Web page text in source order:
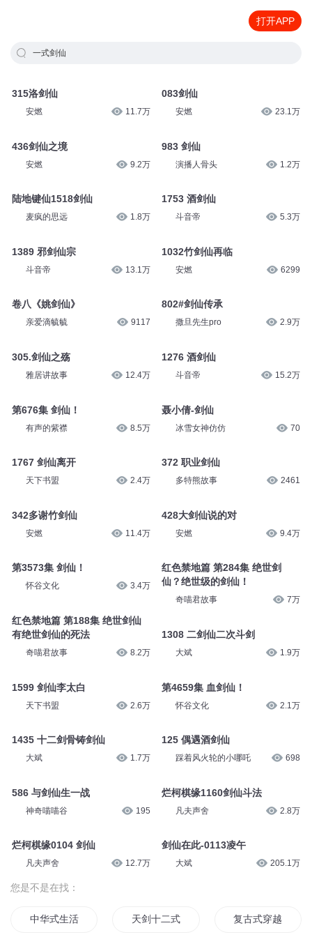
打开APP
一式剑仙
315洛剑仙
安燃 11.7万
436剑仙之境
安燃 9.2万
陆地键仙1518剑仙
麦疯的思远 1.8万
1389 邪剑仙宗
斗音帝 13.1万
卷八《姚剑仙》
亲爱滴毓毓 9117
305.剑仙之殇
雅居讲故事 12.4万
第676集 剑仙！
有声的紫襟 8.5万
1767 剑仙离开
天下书盟 2.4万
342多谢竹剑仙
安燃 11.4万
第3573集 剑仙！
怀谷文化 3.4万
红色禁地篇 第188集 绝世剑仙
有绝世剑仙的死法
奇喵君故事 8.2万
1599 剑仙李太白
天下书盟 2.6万
1435 十二剑骨铸剑仙
大斌 1.7万
586 与剑仙生一战
神奇喵喵谷 195
烂柯棋缘0104 剑仙
凡夫声舍 12.7万
083剑仙
安燃 23.1万
983 剑仙
演播人骨头 1.2万
1753 酒剑仙
斗音帝 5.3万
1032竹剑仙再临
安燃 6299
802#剑仙传承
撒旦先生pro 2.9万
1276 酒剑仙
斗音帝 15.2万
聂小倩-剑仙
冰雪女神仿仿 70
372 职业剑仙
多特熊故事 2461
428大剑仙说的对
安燃 9.4万
红色禁地篇 第284集 绝世剑
仙？绝世级的剑仙！
奇喵君故事 7万
1308 二剑仙二次斗剑
大斌 1.9万
第4659集 血剑仙！
怀谷文化 2.1万
125 偶遇酒剑仙
踩着风火轮的小哪吒 698
烂柯棋缘1160剑仙斗法
凡夫声舍 2.8万
剑仙在此-0113凌午
大斌 205.1万
您是不是在找：
中华式生活 天剑十二式 复古式穿越